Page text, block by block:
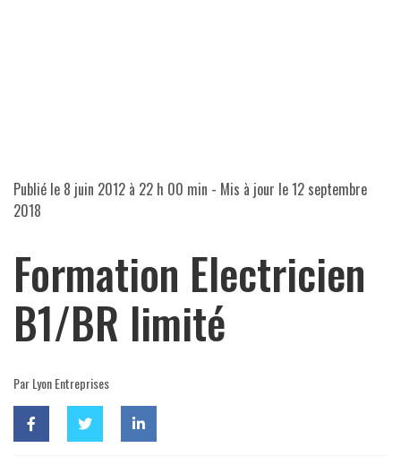
Publié le 8 juin 2012 à 22 h 00 min - Mis à jour le12 septembre
2018
Formation Electricien
B1/BR limité
Par Lyon Entreprises